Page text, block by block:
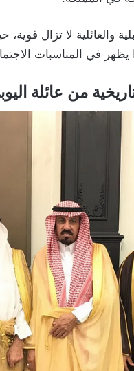
والعائلية لا تزال
يظهر في المناسبات
من عائلة